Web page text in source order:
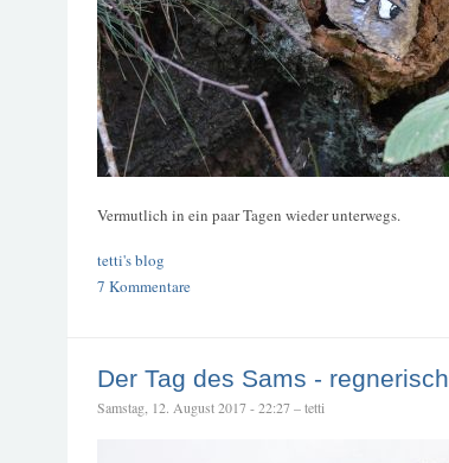
Vermutlich in ein paar Tagen wieder unterwegs.
tetti's blog
7 Kommentare
Der Tag des Sams - regnerisch
Samstag, 12. August 2017 - 22:27 – tetti